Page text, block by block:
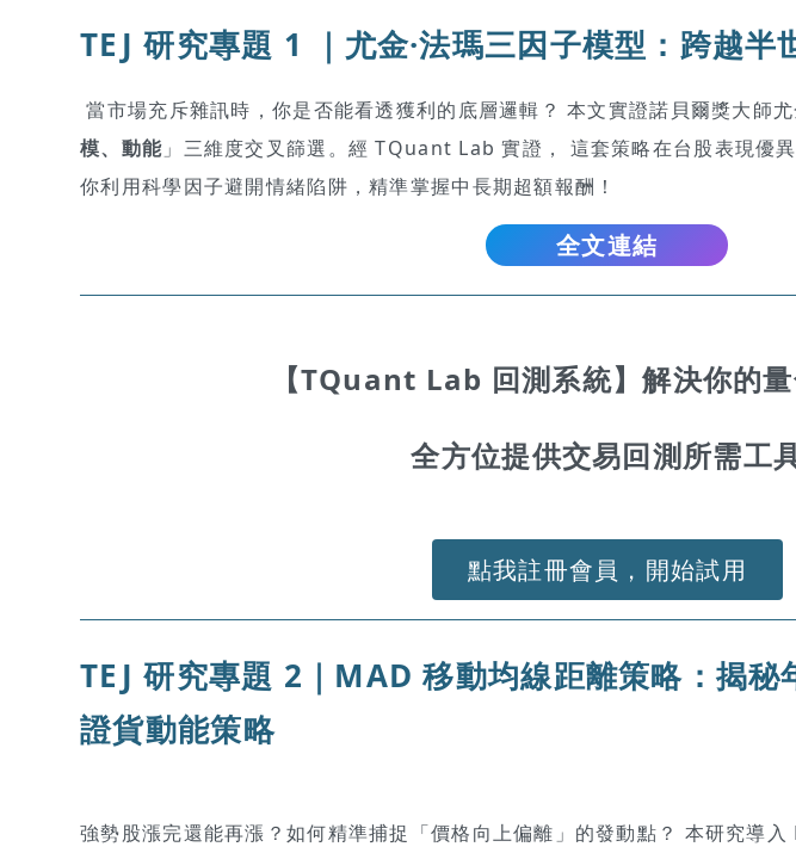
TEJ 研究專題 1 ｜ 尤金·法瑪三因子模型：跨越
當市場充斥雜訊時，你是否能看透獲利的底層邏輯？ 本文實證諾貝爾獎大師
模、動能 」三維度交叉篩選。經 TQuant Lab 實證， 這套策略在台股表現優異
你利用科學因子避開情緒陷阱，精準掌握中長期超額報酬！
全文連結
【TQuant Lab 回測系統】解決你的
全方位提供交易回測所需工
點我註冊會員，開始試用
TEJ 研究專題 2｜ MAD 移動均線距離策略：揭
證貨動能策略
強勢股漲完還能再漲？如何精準捕捉「價格向上偏離」的發動點？ 本研究導